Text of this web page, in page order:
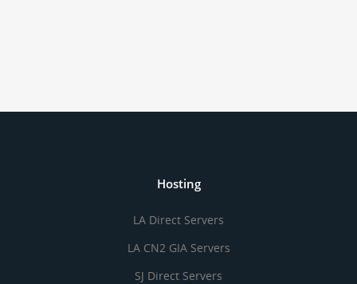
Hosting
LA Direct Servers
LA CN2 GIA Servers
SJ Direct Servers